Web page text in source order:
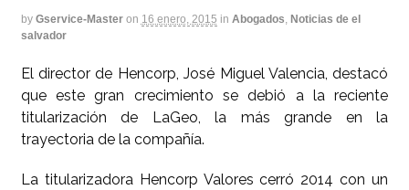
by Gservice-Master on 16 enero, 2015 in Abogados Noticias de el
salvador
El director de Hencorp, José Miguel Valencia, destacó
que este gran crecimiento se debió a la reciente
titularización de LaGeo, la más grande en la
trayectoria de la compañía.
La titularizadora Hencorp Valores cerró 2014 con un